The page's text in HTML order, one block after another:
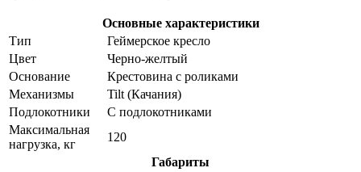
Основные характеристики
Тип
Геймерское кресло
Цвет
Черно-желтый
Основание
Крестовина с роликами
Механизмы
Tilt (Качания)
Подлокотники
С подлокотниками
Максимальная
нагрузка, кг
120
Габариты